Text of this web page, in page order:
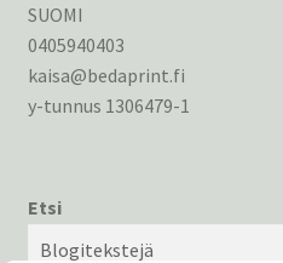
SUOMI
0405940403
kaisa@bedaprint.fi
y-tunnus 1306479-1
Etsi